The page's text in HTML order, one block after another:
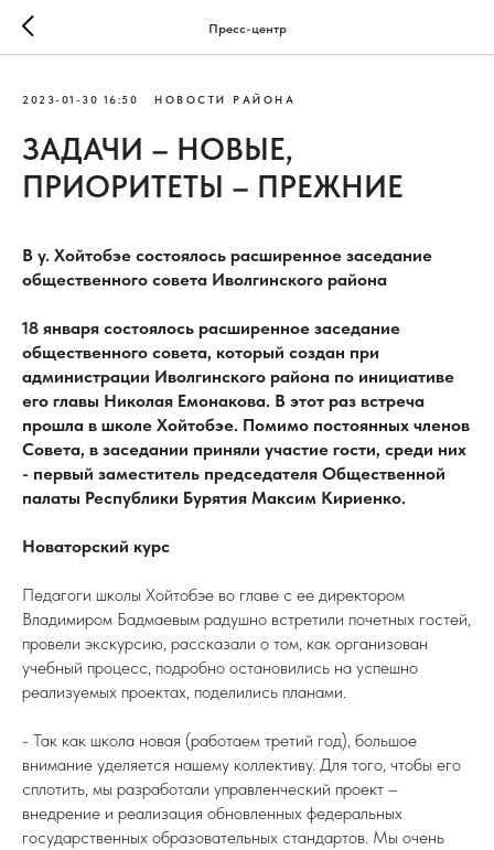
Пресс-центр
2023-01-30 16:50 НОВОСТИ РАЙОНА
ЗАДАЧИ – НОВЫЕ,
ПРИОРИТЕТЫ – ПРЕЖНИЕ
В у. Хойтобэе состоялось расширенное заседание
общественного совета Иволгинского района
18 января состоялось расширенное заседание
общественного совета, который создан при
администрации Иволгинского района по инициативе
его главы Николая Емонакова. В этот раз встреча
прошла в школе Хойтобэе. Помимо постоянных членов
Совета, в заседании приняли участие гости, среди них
- первый заместитель председателя Общественной
палаты Республики Бурятия Максим Кириенко.
Новаторский курс
Педагоги школы Хойтобэе во главе с ее директором
Владимиром Бадмаевым радушно встретили почетных гостей,
провели экскурсию, рассказали о том, как организован
учебный процесс, подробно остановились на успешно
реализуемых проектах, поделились планами.
- Так как школа новая (работаем третий год), большое
внимание уделяется нашему коллективу. Для того, чтобы его
сплотить, мы разработали управленческий проект –
внедрение и реализация обновленных федеральных
государственных образовательных стандартов. Мы очень